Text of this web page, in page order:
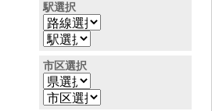
駅選択
市区選択